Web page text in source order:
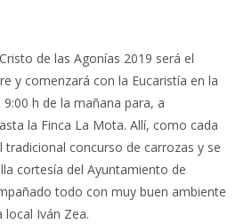
de las Agonías 2019 será el
y comenzará con la Eucaristía en la
h de la mañana para, a
la Finca La Mota. Allí, como cada
tradicional concurso de carrozas y se
cortesía del Ayuntamiento de
todo con muy buen ambiente
Iván Zea.